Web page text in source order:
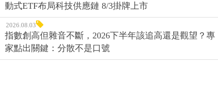
動式ETF布局科技供應鏈 8/3掛牌上市
2026.08.03
指數創高但雜音不斷，2026下半年該追高還是觀望？專
家點出關鍵：分散不是口號